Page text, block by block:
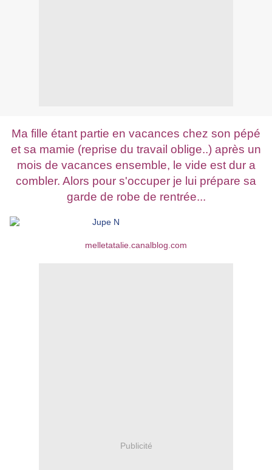
Ma fille étant partie en vacances chez son pépé
et sa mamie (reprise du travail oblige..) après un
mois de vacances ensemble, le vide est dur a
combler. Alors pour s'occuper je lui prépare sa
garde de robe de rentrée...
melletatalie.canalblog.com
Publicité